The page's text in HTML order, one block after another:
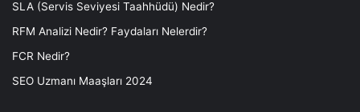
SLA (Servis Seviyesi Taahhüdü) Nedir?
RFM Analizi Nedir? Faydaları Nelerdir?
FCR Nedir?
SEO Uzmanı Maaşları 2024